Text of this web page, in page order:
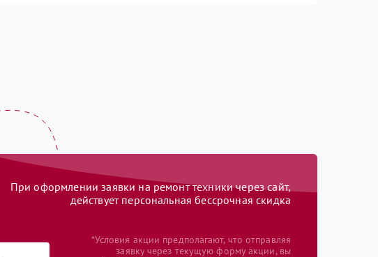
При оформлении заявки на ремонт техники через сайт,
действует персональная бессрочная скидка
*Условия акции предполагают, что отправляя
заявку через текущую форму акции, вы